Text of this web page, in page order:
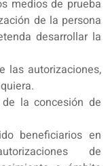
medios de prueba
de la persona
desarrollar la
las autorizaciones,
la concesión de
beneficiarios en
de